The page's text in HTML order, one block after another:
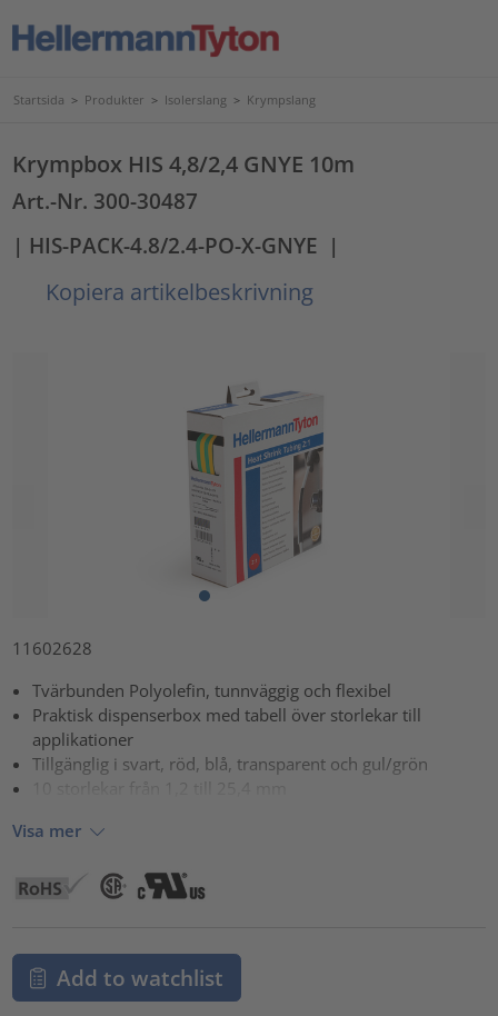
Startsida > Produkter > Isolerslang > Krympslang
Krympbox HIS 4,8/2,4 GNYE 10m
Art.-Nr. 300-30487
| HIS-PACK-4.8/2.4-PO-X-GNYE |
Kopiera artikelbeskrivning
11602628
Tvärbunden Polyolefin, tunnväggig och flexibel
Praktisk dispenserbox med tabell över storlekar till
applikationer
Tillgänglig i svart, röd, blå, transparent och gul/grön
10 storlekar från 1,2 till 25,4 mm
Visa mer
Add to watchlist